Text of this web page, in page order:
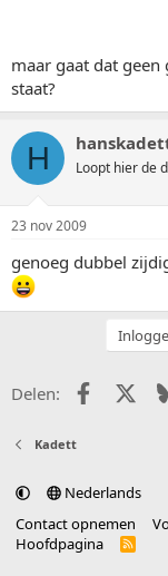
maar gaat dat
staat?
H Loopt hier de
23 nov 2009
genoeg dubbel
Delen: Facebook
X
Kadett
Nederlands
Contact opnemen
Hoofdpagina
R